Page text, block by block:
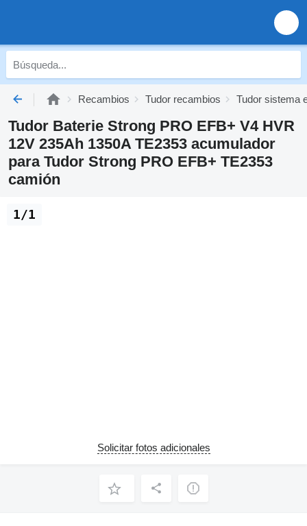
Recambios Tudor recambios Tudor sistema
Tudor Baterie Strong PRO EFB+ V4 HVR
12V 235Ah 1350A TE2353 acumulador
para Tudor Strong PRO EFB+ TE2353
camión
1/1
Solicitar fotos adicionales